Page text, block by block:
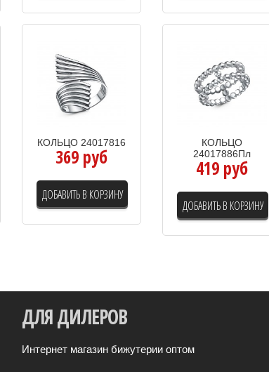
КОЛЬЦО 24017816
369 руб
ДОБАВИТЬ В КОРЗИНУ
КОЛЬЦО
24017886Пл
419 руб
ДОБАВИТЬ В КОРЗИНУ
ДЛЯДИЛЕРОВ
Интернет магазин бижутерии оптом